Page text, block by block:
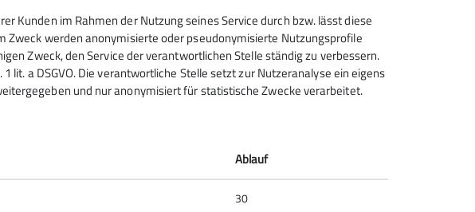
Deutscher Alpenverein (DAV)
88046 Friedrichshafen
Kunden im Rahmen der Nutzung seines Service durch bzw. lässt diese
Zweck werden anonymisierte oder pseudonymisierte Nutzungsprofile
Zweck, den Service der verantwortlichen Stelle ständig zu verbessern.
lit. a DSGVO. Die verantwortliche Stelle setzt zur Nutzeranalyse ein eigens
und nur anonymisiert für statistische Zwecke verarbeitet.
Ablauf
30